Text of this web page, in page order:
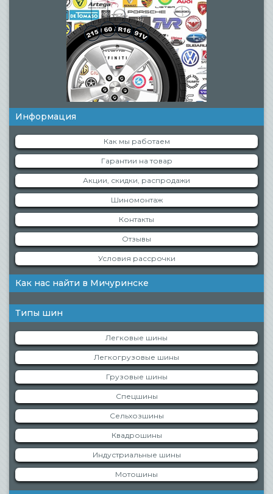
Информация
Как мы работаем
Гарантии на товар
Акции, скидки, распродажи
Шиномонтаж
Контакты
Отзывы
Условия рассрочки
Как нас найти в Мичуринске
Типы шин
Легковые шины
Легкогрузовые шины
Грузовые шины
Спецшины
Сельхозшины
Квадрошины
Индустриальные шины
Мотошины